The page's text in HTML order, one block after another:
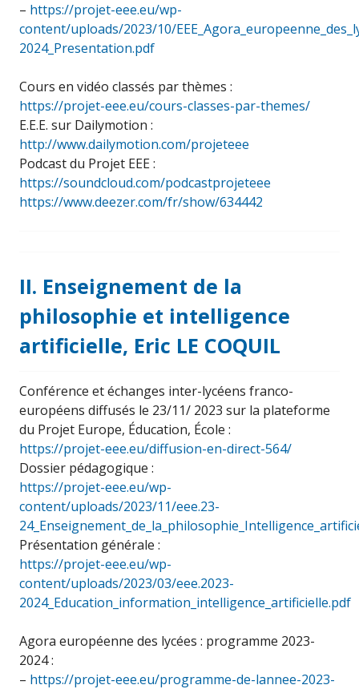
– https://projet-eee.eu/wp-
content/uploads/2023/10/
2024_Presentation.pdf
Cours en vidéo classés par thèmes :
https://projet-eee.eu/cours-classes-par-themes/
E.E.E. sur Dailymotion :
http://www.dailymotion.com/projeteee
Podcast du Projet EEE :
https://soundcloud.com/podcastprojeteee
https://www.deezer.com/fr/show/634442
II. Enseignement de la
philosophie et intelligence
artificielle, Eric LE COQUIL
Conférence et échanges inter-lycéens franco-
européens diffusés le 23/11/ 2023 sur la plateforme
du Projet Europe, Éducation, École :
https://projet-eee.eu/diffusion-en-direct-564/
Dossier pédagogique :
https://projet-eee.eu/wp-
content/uploads/2023/11/eee.23-
Présentation générale :
https://projet-eee.eu/wp-
content/uploads/2023/03/eee.2023-
2024_Education_information_intelligence_artificielle.pdf
Agora européenne des lycées : programme 2023-
2024 :
– https://projet-eee.eu/programme-de-lannee-2023-